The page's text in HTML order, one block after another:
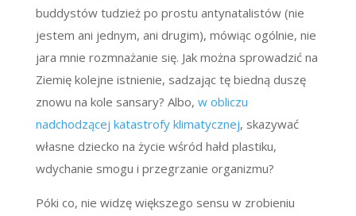
buddystów tudzież po prostu antynatalistów (nie
jestem ani jednym, ani drugim), mówiąc ogólnie, nie
jara mnie rozmnażanie się. Jak można sprowadzić na
Ziemię kolejne istnienie, sadzając tę biedną duszę
znowu na kole sansary? Albo, w obliczu
nadchodzącej katastrofy klimatycznej, skazywać
własne dziecko na życie wśród hałd plastiku,
wdychanie smogu i przegrzanie organizmu?
Póki co, nie widzę większego sensu w zrobieniu